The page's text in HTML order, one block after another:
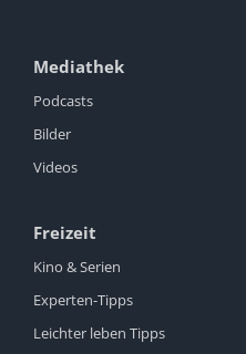
Mediathek
Podcasts
Bilder
Videos
Freizeit
Kino & Serien
Experten-Tipps
Leichter leben Tipps